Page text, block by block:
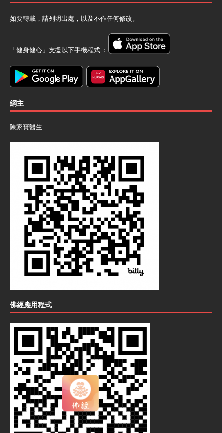
如要轉載，請列明出處，以及不作任何修改。
「健身健心」支援以下手機程式 ﹕
網主
陳家寶醫生
佛經應用程式